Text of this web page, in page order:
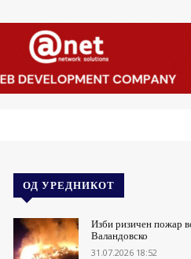
ОД УРЕДНИКОТ
Изби ризичен пожар
Валандовско
31.07.2026 18:52